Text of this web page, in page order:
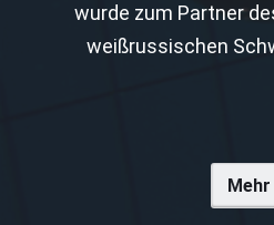
wurde zum Partner
weißrussischen
Mehr